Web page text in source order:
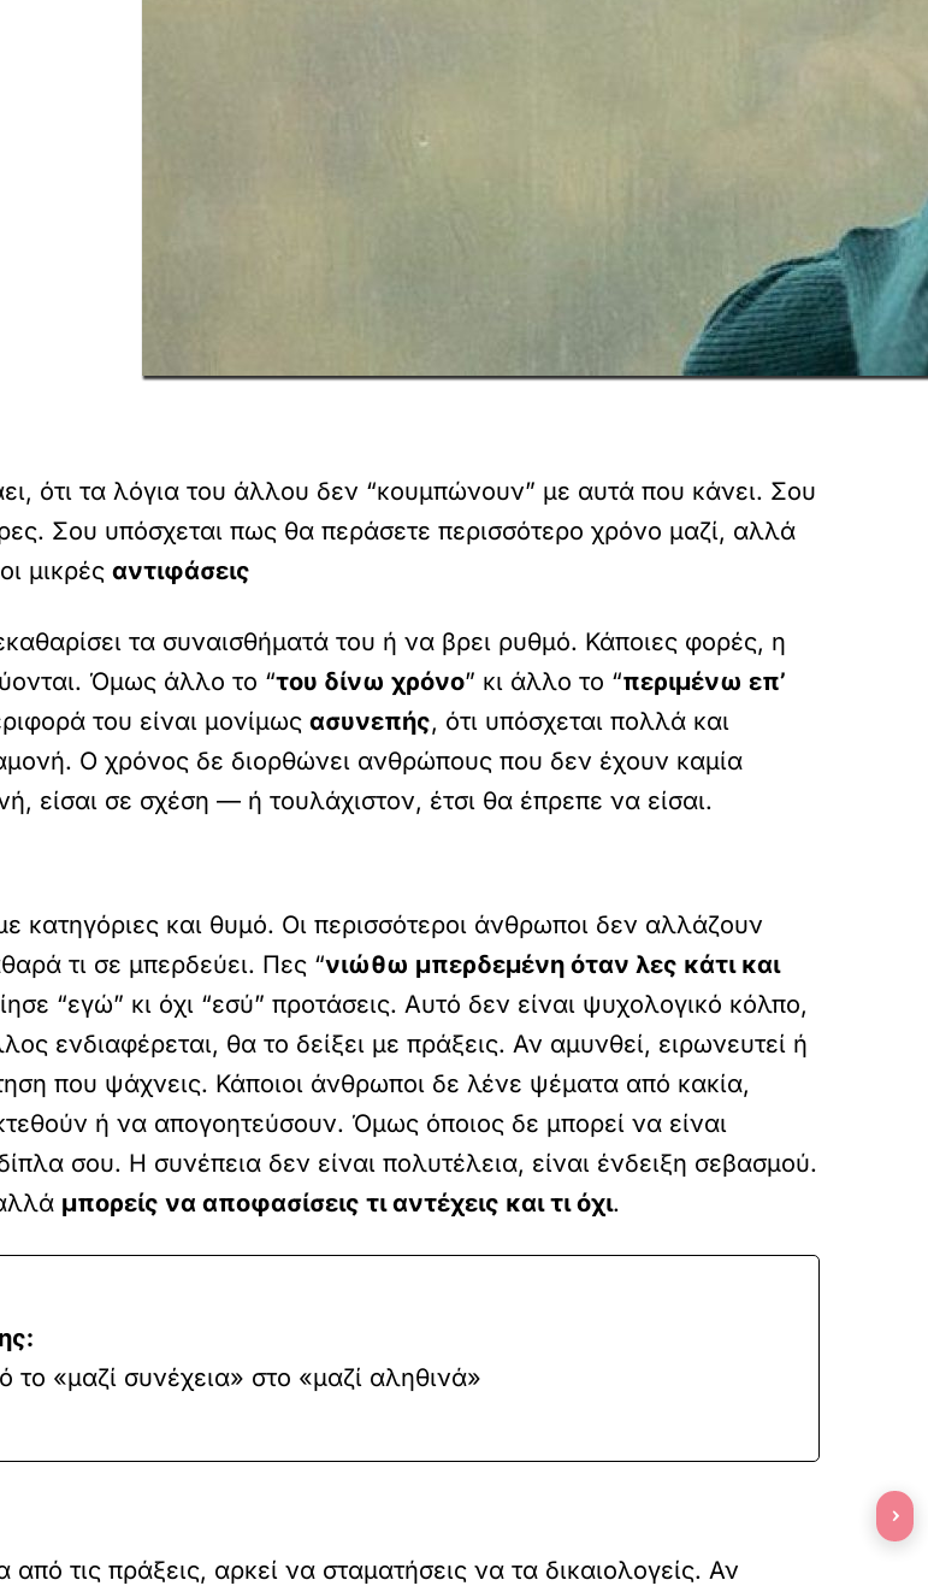
ότι τα λόγια του άλλου δεν “κουμπώνουν” με αυτά που κάνει. Σου
Σου υπόσχεται πως θα περάσετε περισσότερο χρόνο μαζί, αλλά
μικρές αντιφάσεις
τα συναισθήματά του ή να βρει ρυθμό. Κάποιες φορές, η
Όμως άλλο το “του δίνω χρόνο” κι άλλο το “περιμένω επ’
του είναι μονίμως ασυνεπής, ότι υπόσχεται πολλά και
Ο χρόνος δε διορθώνει ανθρώπους που δεν έχουν καμία
είσαι σε σχέση — ή τουλάχιστον, έτσι θα έπρεπε να είσαι.
κατηγόριες και θυμό. Οι περισσότεροι άνθρωποι δεν αλλάζουν
τι σε μπερδεύει. Πες “νιώθω μπερδεμένη όταν λες κάτι και
“εγώ” κι όχι “εσύ” προτάσεις. Αυτό δεν είναι ψυχολογικό κόλπο,
ενδιαφέρεται, θα το δείξει με πράξεις. Αν αμυνθεί, ειρωνευτεί ή
που ψάχνεις. Κάποιοι άνθρωποι δε λένε ψέματα από κακία,
ή να απογοητεύσουν. Όμως όποιος δε μπορεί να είναι
σου. Η συνέπεια δεν είναι πολυτέλεια, είναι ένδειξη σεβασμού.
μπορείς να αποφασίσεις τι αντέχεις και τι όχι.
το «μαζί συνέχεια» στο «μαζί αληθινά»
τις πράξεις, αρκεί να σταματήσεις να τα δικαιολογείς. Αν
›